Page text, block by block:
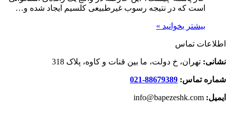
است که در نتیجه رسوب غیرطبیعی کلسیم ایجاد شده و…
بیشتر بخوانید »
اطلاعات تماس
نشانی: تهران، خ دولت، ما بین قنات و کاوه، پلاک 318
شماره تماس: 88679389-021
ایمیل: